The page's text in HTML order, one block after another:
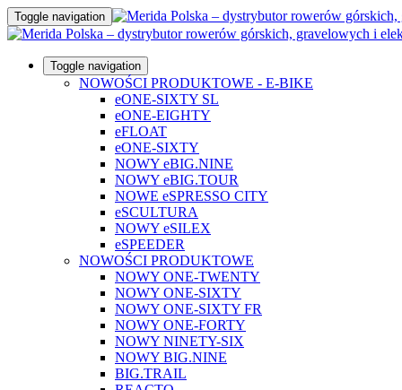
Toggle navigation
Toggle navigation
NOWOŚCI PRODUKTOWE - E-BIKE
eONE-SIXTY SL
eONE-EIGHTY
eFLOAT
eONE-SIXTY
NOWY eBIG.NINE
NOWY eBIG.TOUR
NOWE eSPRESSO CITY
eSCULTURA
NOWY eSILEX
eSPEEDER
NOWOŚCI PRODUKTOWE
NOWY ONE-TWENTY
NOWY ONE-SIXTY
NOWY ONE-SIXTY FR
NOWY ONE-FORTY
NOWY NINETY-SIX
NOWY BIG.NINE
BIG.TRAIL